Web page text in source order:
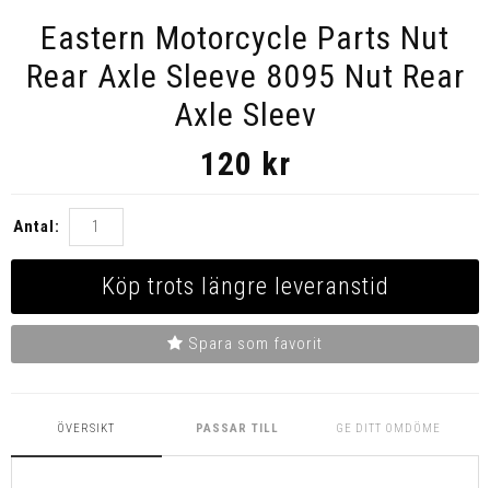
Eastern Motorcycle Parts Nut
Rear Axle Sleeve 8095 Nut Rear
Axle Sleev
120 kr
Antal:
Köp trots längre leveranstid
Spara som favorit
ÖVERSIKT PASSAR TILL GE DITT OMDÖME